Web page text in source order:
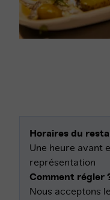
Horaires du
Une heure avant
représentation
Comment régler
Nous acceptons